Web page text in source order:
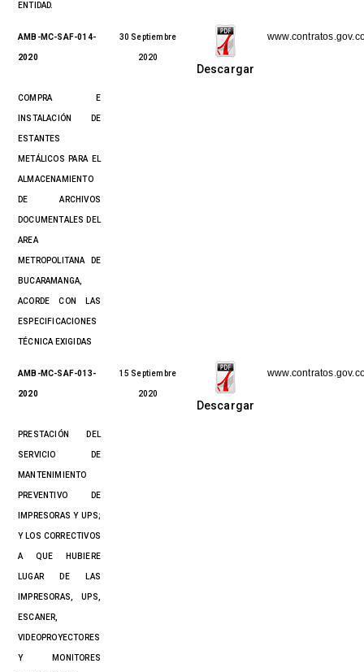
ENTIDAD.
AMB-MC-SAF-014-
2020
COMPRA E
INSTALACIÓN DE
ESTANTES
METÁLICOS PARA EL
ALMACENAMIENTO
DE ARCHIVOS
DOCUMENTALES DEL
AREA
METROPOLITANA DE
BUCARAMANGA,
ACORDE CON LAS
ESPECIFICACIONES
TÉCNICA EXIGIDAS
30 Septiembre
2020
Descargar
AMB-MC-SAF-013-
2020
PRESTACIÓN DEL
SERVICIO DE
MANTENIMIENTO
PREVENTIVO DE
IMPRESORAS Y UPS;
Y LOS CORRECTIVOS
A QUE HUBIERE
LUGAR DE LAS
IMPRESORAS, UPS,
ESCANER,
VIDEOPROYECTORES
Y MONITORES
15 Septiembre
2020
Descargar